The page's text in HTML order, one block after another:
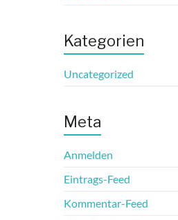
Kategorien
Uncategorized
Meta
Anmelden
Eintrags-Feed
Kommentar-Feed